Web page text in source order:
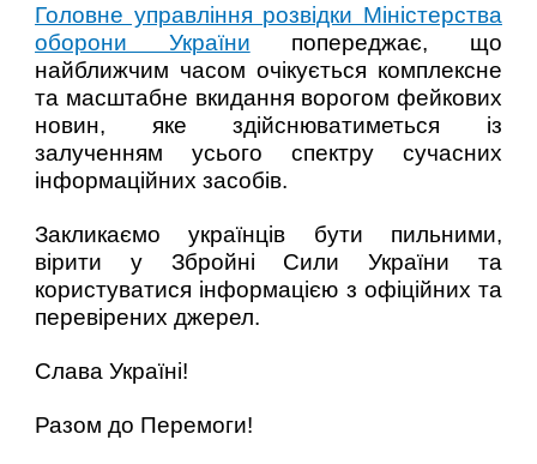
Головне управління розвідки Міністерства
оборони України
попереджає, що
найближчим часом очікується комплексне
та масштабне вкидання ворогом фейкових
новин, яке здійснюватиметься із
залученням усього спектру сучасних
інформаційних засобів.
Закликаємо українців бути пильними,
вірити у Збройні Сили України та
користуватися інформацією з офіційних та
перевірених джерел.
Слава Україні!
Разом до Перемоги!